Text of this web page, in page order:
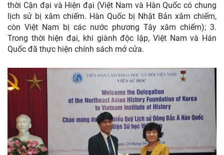
thời Cận đại và Hiện đại (Việt Nam và Hàn Quốc có chung
lịch sử bị xâm chiếm. Hàn Quốc bị Nhật Bản xâm chiếm,
còn Việt Nam bị các nước phương Tây xâm chiếm); 3.
Trong thời hiện đại, khi giành độc lập, Việt Nam và Hán
Quốc đã thực hiện chính sách mở cửa.